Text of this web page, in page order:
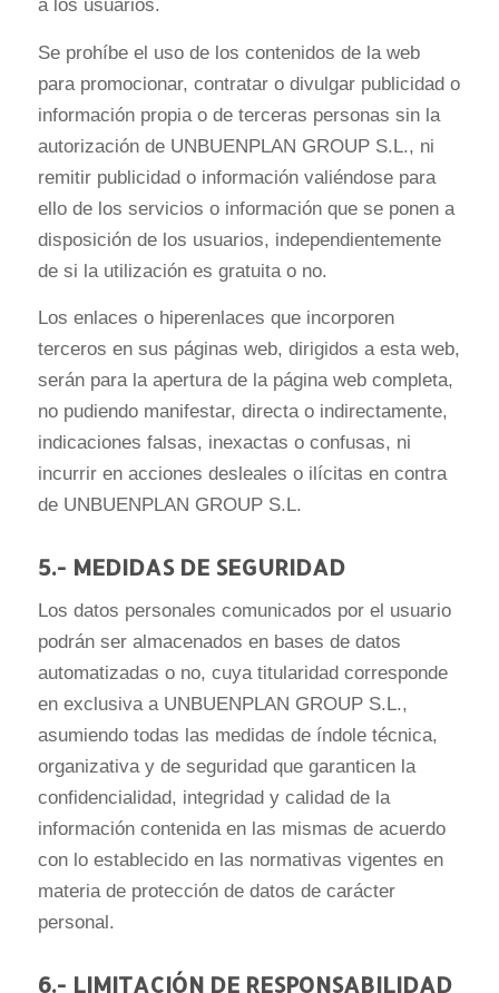
a los usuarios.
Se prohíbe el uso de los contenidos de la web
para promocionar, contratar o divulgar publicidad o
información propia o de terceras personas sin la
autorización de UNBUENPLAN GROUP S.L., ni
remitir publicidad o información valiéndose para
ello de los servicios o información que se ponen a
disposición de los usuarios, independientemente
de si la utilización es gratuita o no.
Los enlaces o hiperenlaces que incorporen
terceros en sus páginas web, dirigidos a esta web,
serán para la apertura de la página web completa,
no pudiendo manifestar, directa o indirectamente,
indicaciones falsas, inexactas o confusas, ni
incurrir en acciones desleales o ilícitas en contra
de UNBUENPLAN GROUP S.L.
5.- MEDIDAS DE SEGURIDAD
Los datos personales comunicados por el usuario
podrán ser almacenados en bases de datos
automatizadas o no, cuya titularidad corresponde
en exclusiva a UNBUENPLAN GROUP S.L.,
asumiendo todas las medidas de índole técnica,
organizativa y de seguridad que garanticen la
confidencialidad, integridad y calidad de la
información contenida en las mismas de acuerdo
con lo establecido en las normativas vigentes en
materia de protección de datos de carácter
personal.
6.- LIMITACIÓN DE RESPONSABILIDAD